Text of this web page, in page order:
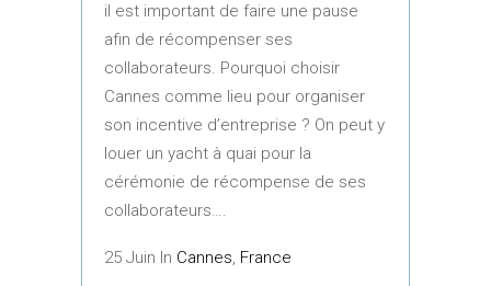
il est important de faire une pause
afin de récompenser ses
collaborateurs. Pourquoi choisir
Cannes comme lieu pour organiser
son incentive d’entreprise ? On peut y
louer un yacht à quai pour la
cérémonie de récompense de ses
collaborateurs….
25 Juin In Cannes, France